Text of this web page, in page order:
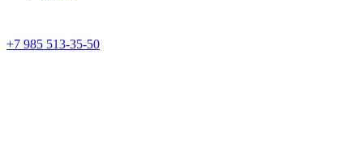
+7 985 513-35-50